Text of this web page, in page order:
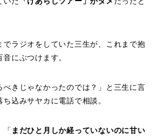
でラジオをしていた三生が、これまで抱
にぶつけます。
べきじゃなかったのでは？」と三生に言
込みサヤカに電話で相談。
「 まだひと月しか経っていないのに甘い